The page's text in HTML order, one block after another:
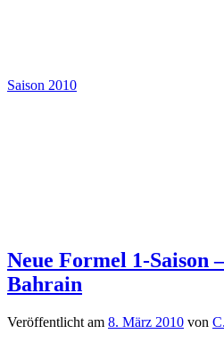
Saison 2010
Neue Formel 1-Saison
Bahrain
Veröffentlicht am 8. März 2010 von